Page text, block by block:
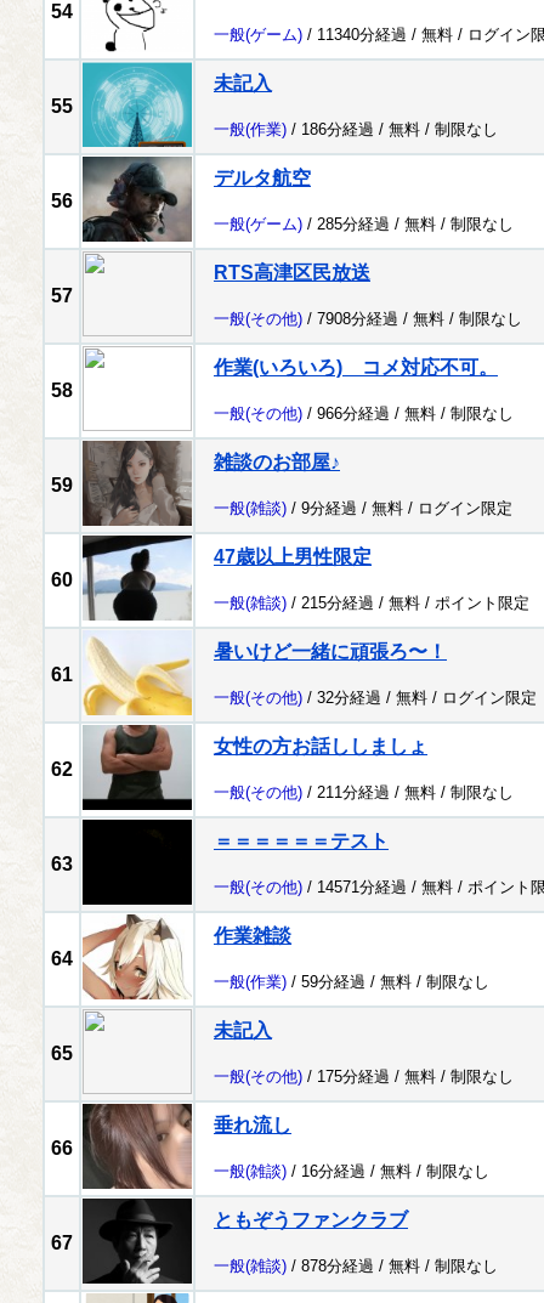
54
一般(ゲーム) / 11340分経過 / 無料 / ログイン
55
未記入
一般(作業) / 186分経過 / 無料 / 制限なし
56
デルタ航空
一般(ゲーム) / 285分経過 / 無料 / 制限なし
57
RTS高津区民放送
一般(その他) / 7908分経過 / 無料 / 制限なし
58
作業(いろいろ) コメ対応不可。
一般(その他) / 966分経過 / 無料 / 制限なし
59
雑談のお部屋♪
一般(雑談) / 9分経過 / 無料 / ログイン限定
60
47歳以上男性限定
一般(雑談) / 215分経過 / 無料 / ポイント限定
61
暑いけど一緒に頑張ろ〜！
一般(その他) / 32分経過 / 無料 / ログイン限定
62
女性の方お話ししましょ
一般(その他) / 211分経過 / 無料 / 制限なし
63
＝＝＝＝＝＝テスト
一般(その他) / 14571分経過 / 無料 / ポイント
64
作業雑談
一般(作業) / 59分経過 / 無料 / 制限なし
65
未記入
一般(その他) / 175分経過 / 無料 / 制限なし
66
垂れ流し
一般(雑談) / 16分経過 / 無料 / 制限なし
67
ともぞうファンクラブ
一般(雑談) / 878分経過 / 無料 / 制限なし